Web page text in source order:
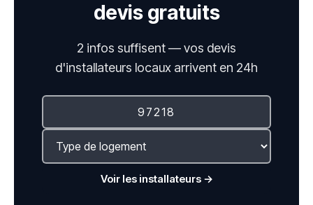
devis gratuits
2 infos suffisent — vos devis
d'installateurs locaux arrivent en 24h
Voir les installateurs →